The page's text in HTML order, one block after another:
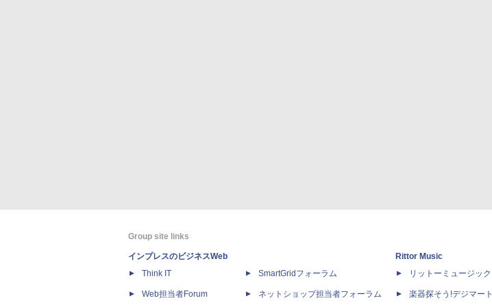
Group site links
インプレスのビジネスWeb
Think IT
Web担当者Forum
SmartGridフォーラム
ネットショップ担当者フォーラム
Rittor Music
リットーミュージック
楽器探そう!デジマート